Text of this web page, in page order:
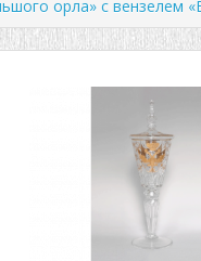
орла» с вензелем